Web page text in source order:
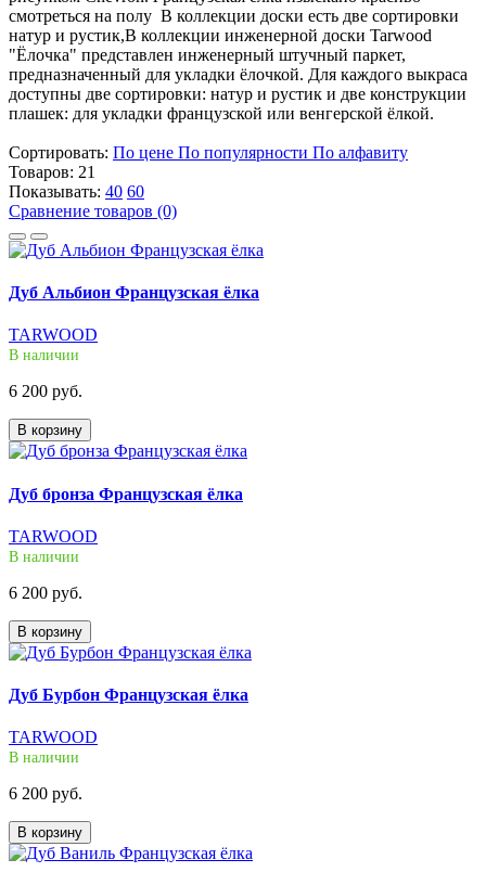
смотреться на полу В коллекции доски есть две сортировки
натур и рустик,В коллекции инженерной доски Tarwood
"Ёлочка" представлен инженерный штучный паркет,
предназначенный для укладки ёлочкой. Для каждого выкраса
доступны две сортировки: натур и рустик и две конструкции
плашек: для укладки французской или венгерской ёлкой.
Сортировать: По цене По популярности По алфавиту
Товаров: 21
Показывать: 40 60
Сравнение товаров (0)
Дуб Альбион Французская ёлка
TARWOOD
В наличии
6 200 руб.
В корзину
Дуб бронза Французская ёлка
TARWOOD
В наличии
6 200 руб.
В корзину
Дуб Бурбон Французская ёлка
TARWOOD
В наличии
6 200 руб.
В корзину